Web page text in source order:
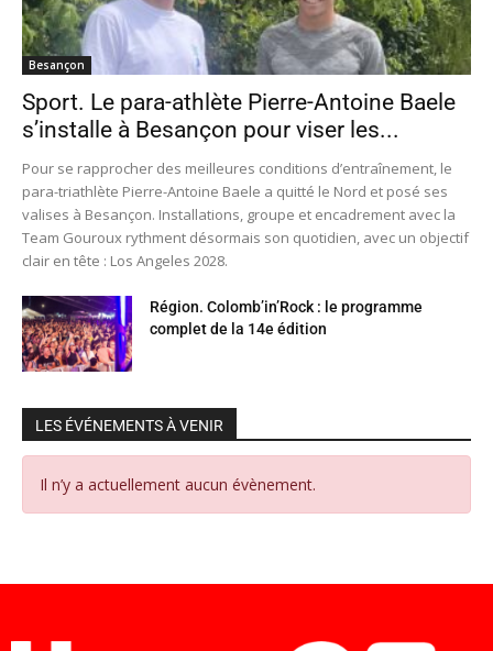
Besançon
Sport. Le para-athlète Pierre-Antoine Baele
s’installe à Besançon pour viser les...
Pour se rapprocher des meilleures conditions d’entraînement, le
para-triathlète Pierre-Antoine Baele a quitté le Nord et posé ses
valises à Besançon. Installations, groupe et encadrement avec la
Team Gouroux rythment désormais son quotidien, avec un objectif
clair en tête : Los Angeles 2028.
Région. Colomb’in’Rock : le programme
complet de la 14e édition
LES ÉVÉNEMENTS À VENIR
Il n’y a actuellement aucun évènement.